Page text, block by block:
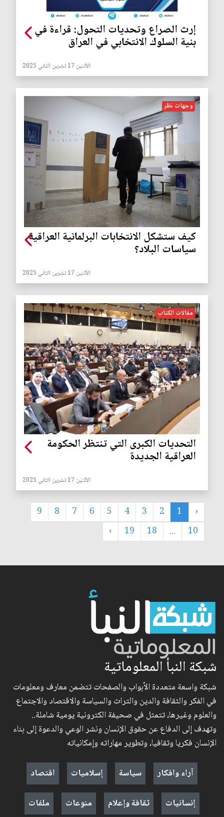
إرث الصراع وتحديات التحول: قراءة في
بنية السلوك الانتخابي في العراق
الأثنين 17 تشرين الثاني 2025
وجهات نظر
كيف ستشكل الانتخابات البرلمانية العراقية
سياسات البلاد؟
الأثنين 17 تشرين الثاني 2025
مقالات الكتاب
‏التحديات الكبرى التي تنتظر الحكومة
العراقية الجديدة
الأثنين 17 تشرين الثاني 2025
‹
1
2
3
4
5
6
7
8
9
10
...
18
19
›
شبكة النبأ المعلوماتية
شبكة واسعة متعددة الأبواب والصفحات تتضمن معارف ومعلومات
في الفكر والثقافة والدين والتراث والسياسة والاقتصاد والاجتماع
والعلوم وغيرها، تتمثل في صحيفة الكترونية يومية شاملة..
وتهدف إلى الدفاع عن حقوق الإنسان ونشر الوعي والدعوة إلى بناء
الإنسان فكريا وثقافيا، وتطوير مهاراته وإمكانياته
آراء وافكار
سياسة إسلاميات
اقتصاد
إنسانيات
ثقافة وإعلام منوعات ملفات